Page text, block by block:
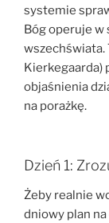
systemie
Bóg operuje
wszechświata.
Kierkegaarda)
objaśnienia
na porażkę.
Dzień 1:
Żeby realnie
dniowy plan